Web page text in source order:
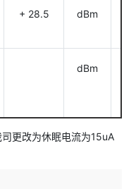
+ 28.5 dBm
dBm
更改为休眠电流为15uA